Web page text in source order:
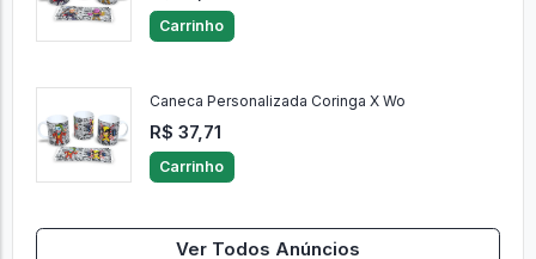
Carrinho
Caneca Personalizada Coringa X Wo
R$ 37,71
Carrinho
Ver Todos Anúncios